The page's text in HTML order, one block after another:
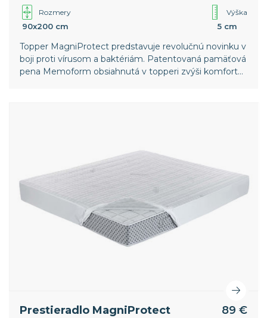
Rozmery
90x200 cm
Výška
5 cm
Topper MagniProtect predstavuje revolučnú novinku v
boji proti vírusom a baktériám. Patentovaná pamäťová
pena Memoform obsiahnutá v topperi zvýši komfort
Prestieradlo MagniProtect 89 €